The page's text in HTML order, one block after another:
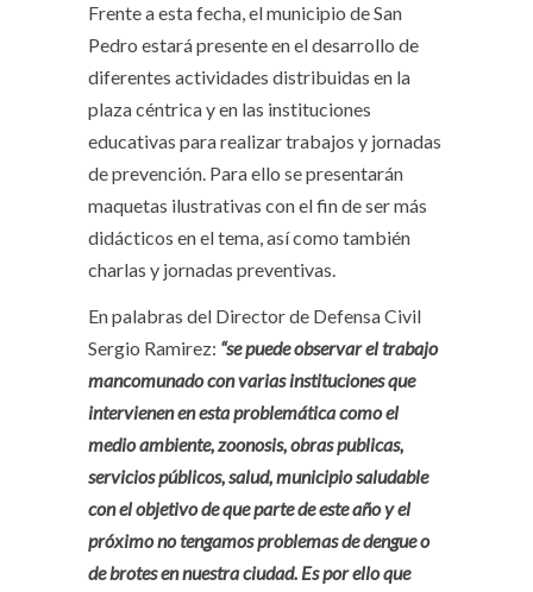
Frente a esta fecha, el municipio de San
Pedro estará presente en el desarrollo de
diferentes actividades distribuidas en la
plaza céntrica y en las instituciones
educativas para realizar trabajos y jornadas
de prevención. Para ello se presentarán
maquetas ilustrativas con el fin de ser más
didácticos en el tema, así como también
charlas y jornadas preventivas.
En palabras del Director de Defensa Civil
Sergio Ramirez: “se puede observar el trabajo
mancomunado con varias instituciones que
intervienen en esta problemática como el
medio ambiente, zoonosis, obras publicas,
serviciospúblicos, salud, municipio saludable
con el objetivo de que parte de este año y el
próximo no tengamos problemas de dengue o
de brotes en nuestra ciudad. Es por ello que